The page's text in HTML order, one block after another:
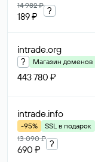
14 982 ₽
189 ₽
?
intrade.org
? Магазин доменов
443 780 ₽
intrade.info
-95%
SSL в подарок
13 090 ₽
690 ₽
?